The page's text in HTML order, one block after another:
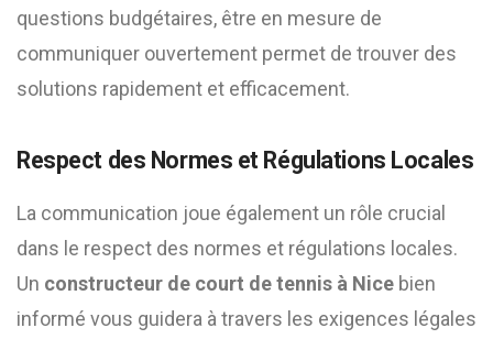
questions budgétaires, être en mesure de
communiquer ouvertement permet de trouver des
solutions rapidement et efficacement.
Respect des Normes et Régulations Locales
La communication joue également un rôle crucial
dans le respect des normes et régulations locales.
Un constructeur de court de tennis à Nice bien
informé vous guidera à travers les exigences légales